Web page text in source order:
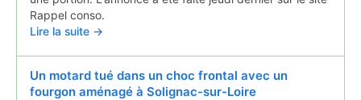
Rappel conso.
Lire la suite →
Un motard tué dans un choc frontal avec un
fourgon aménagé à Solignac-sur-Loire